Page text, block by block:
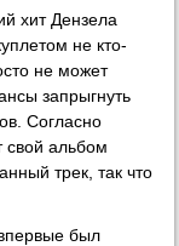
хит Дензела
не кто-
не может
запрыгнуть
Согласно
свой альбом
трек, так что
был